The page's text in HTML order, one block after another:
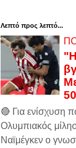
Λεπτό προς λεπτό...
🔴 Για ενίσχυση
Ολυμπιακός
Ναϊμέγκεν ο